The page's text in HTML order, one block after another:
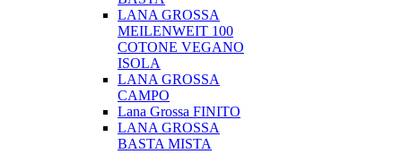
LANA GROSSA
MEILENWEIT 100
COTONE VEGANO
ISOLA
LANA GROSSA
CAMPO
Lana Grossa FINITO
LANA GROSSA
BASTA MISTA